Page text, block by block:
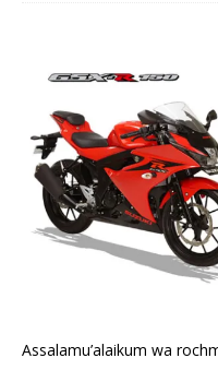
Assalamu’alaikum wa